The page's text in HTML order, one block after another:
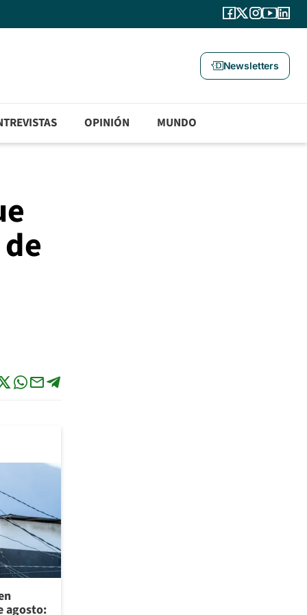
Newsletters
OPINIÓN MUNDO
agosto: